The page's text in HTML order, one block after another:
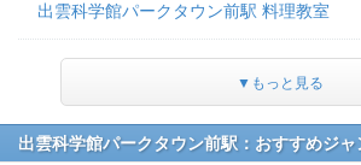
出雲科学館パークタウン前駅 料理教室
▼もっと見る
出雲科学館パークタウン前駅：おすすめジャ